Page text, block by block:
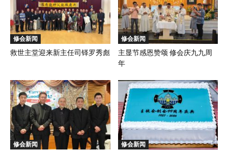
修会新闻
救世主堂迎来新主任司铎罗秀彪
修会新闻
主显节感恩赞颂 修会庆九九周
年
修会新闻 修会新闻